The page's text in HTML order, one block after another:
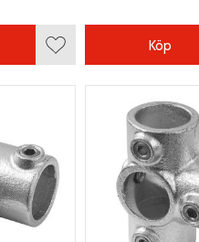
Lägg till i favoriter
Köp